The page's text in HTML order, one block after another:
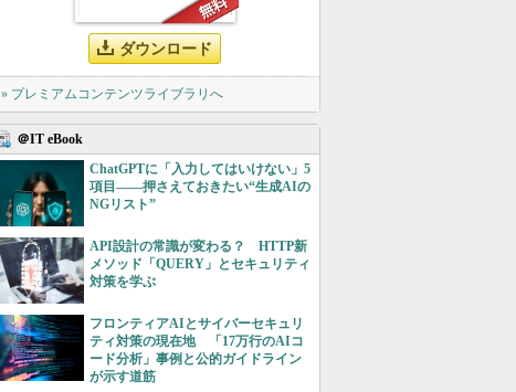
ダウンロード
» プレミアムコンテンツライブラリへ
＠IT eBook
ChatGPTに「入力してはいけない」5
項目――押さえておきたい“生成AIの
NGリスト”
API設計の常識が変わる？ HTTP新
メソッド「QUERY」とセキュリティ
対策を学ぶ
フロンティアAIとサイバーセキュリ
ティ対策の現在地 「17万行のAIコ
ード分析」事例と公的ガイドライン
が示す道筋